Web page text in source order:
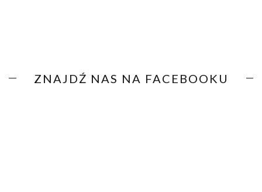
ZNAJDŹ NAS NA FACEBOOKU